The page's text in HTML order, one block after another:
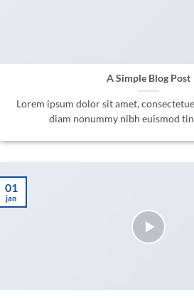
A Simple Blog Post
Lorem ipsum dolor sit amet,
diam nonummy nibh euismod
01
jan